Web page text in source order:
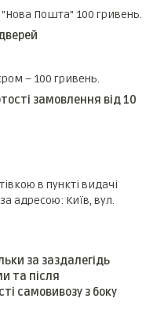
"Нова Пошта" 100 гривень.
– 100 гривень.
замовлення від 10
в пункті видачі
адресою: Київ, вул.
за заздалегідь
та після
самовивозу з боку